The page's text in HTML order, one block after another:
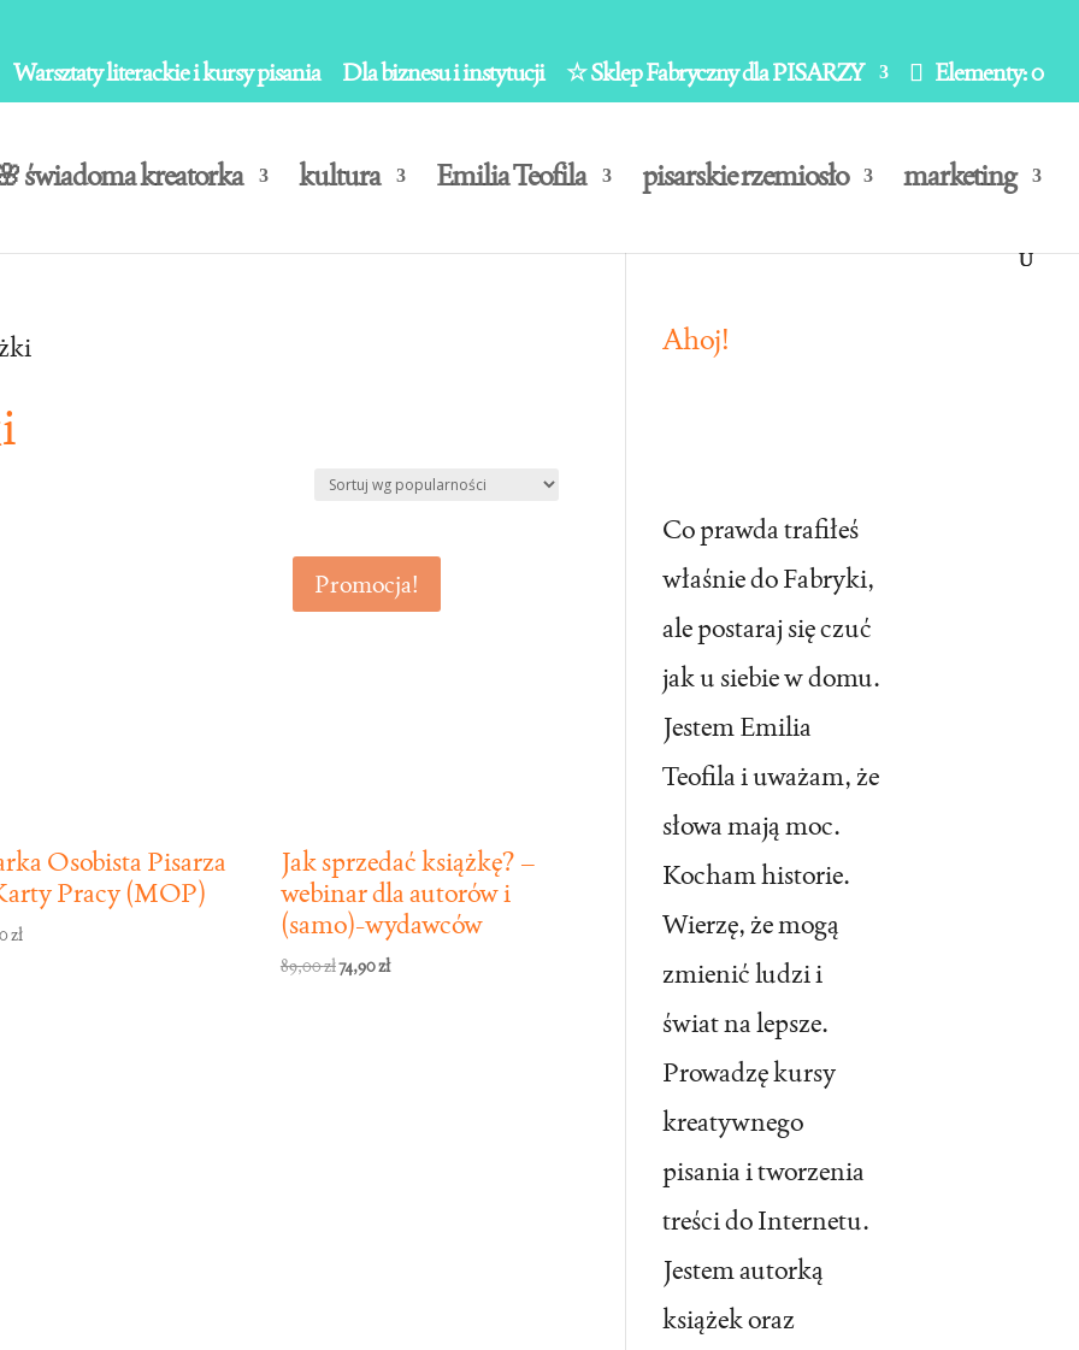
Warsztaty literackie i kursy pisania Dla biznesu i instytucji ☆ Sklep Fabryczny dla PISARZY Elementy: 0
świadoma kreatorka kultura Emilia Teofila pisarskie rzemiosło marketing
Osobista Pisarza
Pracy (MOP)
zł
Promocja!
Jak sprzedać książkę? –
webinar dla autorów i
(samo)-wydawców
89,00złPierwotna
74,90złAktualna
Ahoj!
Co prawda trafiłeś
właśnie do Fabryki,
ale postaraj się czuć
jak u siebie w domu.
Jestem Emilia
Teofila i uważam, że
słowa mają moc.
Kocham historie.
Wierzę, że mogą
zmienić ludzi i
świat na lepsze.
Prowadzę kursy
kreatywnego
pisania i tworzenia
treści do Internetu.
Jestem autorką
książek oraz